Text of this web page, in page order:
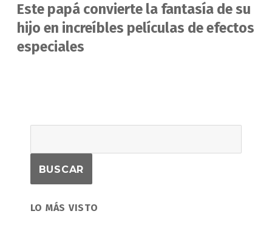
Entrada
siguiente:
Este papá convierte la fantasía de su
hijo en increíbles películas de efectos
especiales
LO MÁS VISTO